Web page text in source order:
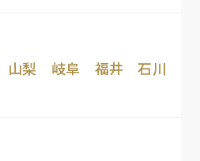
山梨 岐阜 福井
石川